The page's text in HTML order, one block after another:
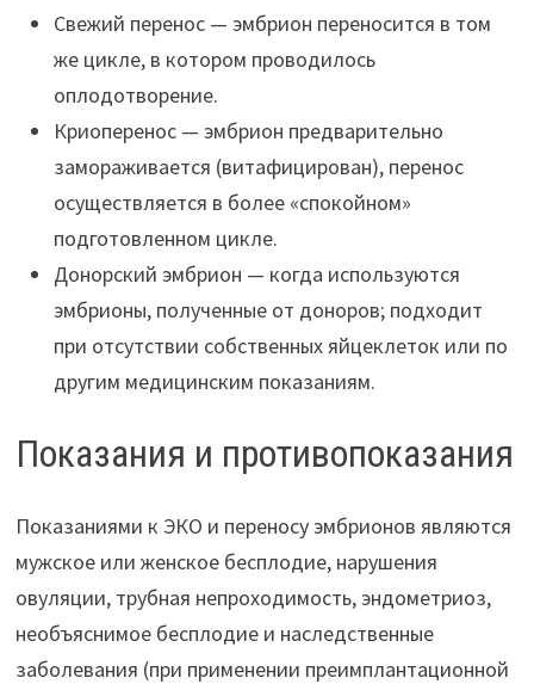
Свежий перенос — эмбрион переносится в том
же цикле, в котором проводилось
оплодотворение.
Криоперенос — эмбрион предварительно
замораживается (витафицирован), перенос
осуществляется в более «спокойном»
подготовленном цикле.
Донорский эмбрион — когда используются
эмбрионы, полученные от доноров; подходит
при отсутствии собственных яйцеклеток или по
другим медицинским показаниям.
Показания и противопоказания
Показаниями к ЭКО и переносу эмбрионов являются
мужское или женское бесплодие, нарушения
овуляции, трубная непроходимость, эндометриоз,
необъяснимое бесплодие и наследственные
заболевания (при применении преимплантационной